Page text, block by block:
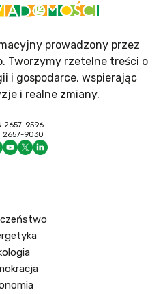
prowadzony przez
Tworzymy rzetelne treści o
i gospodarce, wspierając
i realne zmiany.
2657-9596
2657-9030